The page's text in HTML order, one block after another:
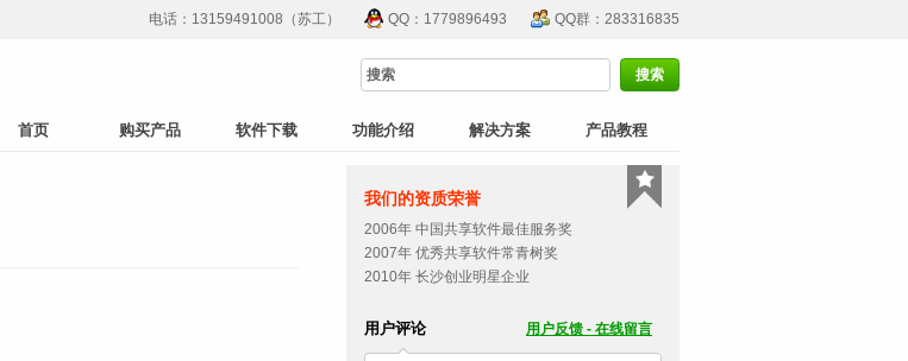
电话：13159491008（苏工） QQ：1779896493 QQ群：283316835
首页 购买产品 软件下载 功能介绍 解决方案 产品教程
我们的资质荣誉
2006年 中国共享软件最佳服务奖
2007年 优秀共享软件常青树奖
2010年 长沙创业明星企业
用户评论 用户反馈 - 在线留言